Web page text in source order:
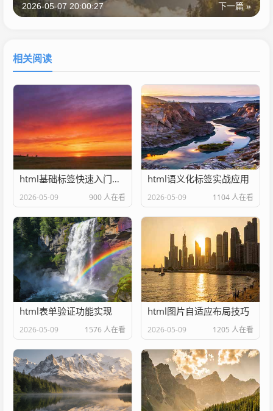
下一篇 »
2026-05-07 20:00:27
相关阅读
html基础标签快速入门教程
2026-05-09 900 人在看
html语义化标签实战应用
2026-05-09 1104 人在看
html表单验证功能实现
2026-05-09 1576 人在看
html图片自适应布局技巧
2026-05-09 1205 人在看